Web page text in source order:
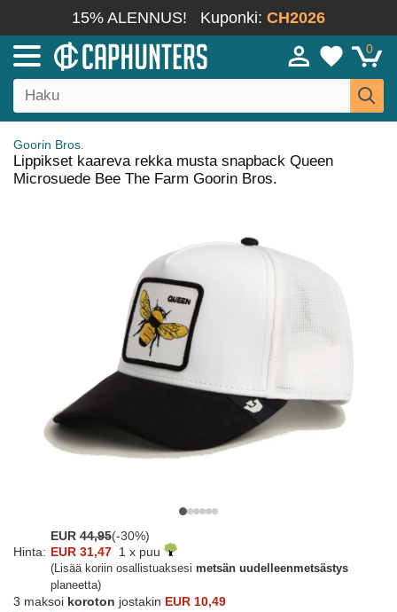
15% ALENNUS! Kuponki: CH2026
0
Goorin Bros.
Lippikset kaareva rekka musta snapback Queen
Microsuede Bee The Farm Goorin Bros.
EUR 44,95(-30%)
Hinta: EUR 31,47 1 x puu
(Lisää koriin osallistuaksesi metsän uudelleenmetsästys
planeetta)
3 maksoi koroton jostakin EUR 10,49